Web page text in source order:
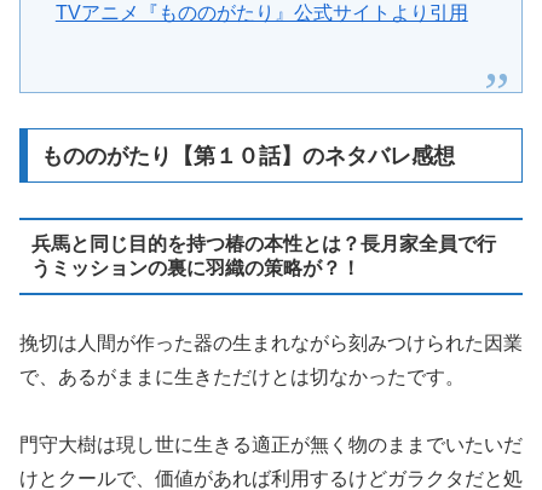
TVアニメ『もののがたり』公式サイトより引用
もののがたり【第１０話】のネタバレ感想
兵馬と同じ目的を持つ椿の本性とは？長月家全員で行
うミッションの裏に羽織の策略が？！
挽切は人間が作った器の生まれながら刻みつけられた因業
で、あるがままに生きただけとは切なかったです。
門守大樹は現し世に生きる適正が無く物のままでいたいだ
けとクールで、価値があれば利用するけどガラクタだと処